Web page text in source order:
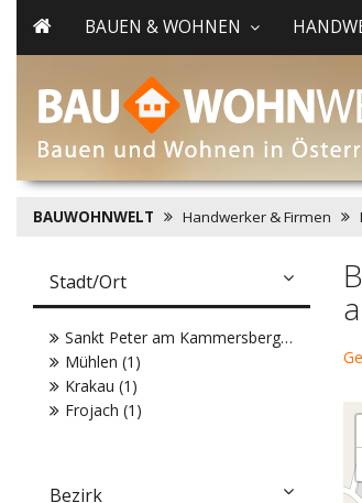
BAUEN & WOHNEN
BAUWOHNWELT Handwerker & Firmen
Stadt/Ort
Sankt Peter am Kammersberg (2)
Mühlen (1)
Krakau (1)
Frojach (1)
Bezirk